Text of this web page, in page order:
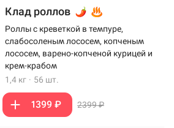
Клад роллов
Роллы с креветкой в темпуре,
слабосоленым лососем, копченым
лососем, варено-копченой курицей и
крем-крабом
1,4 кг · 56 шт.
1399 ₽ 2399 ₽